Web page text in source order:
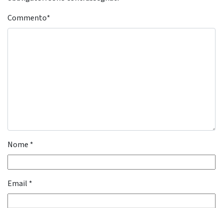
Commento*
Nome *
Email *